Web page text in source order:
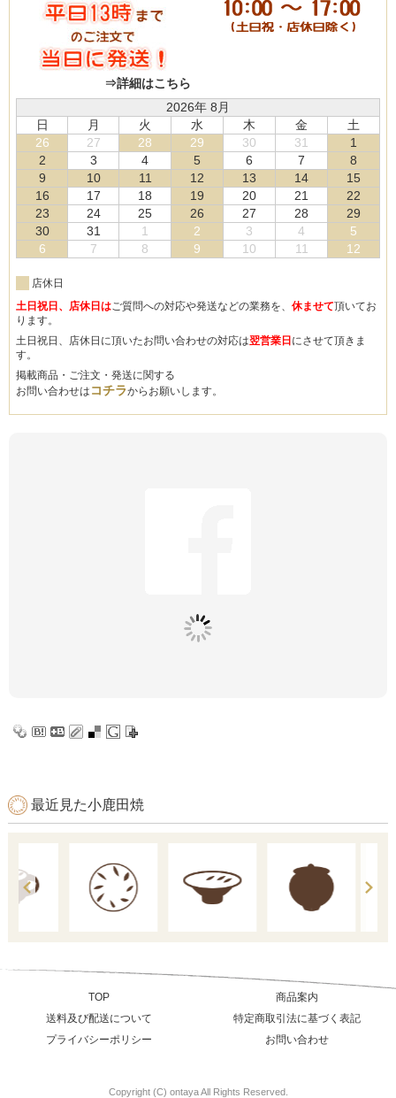
⇒詳細はこちら
2026年 8月
日
月 火 水 木 金
土
26
27 28 29 30 31
1
2
3 4 5 6 7
8
9
10 11 12 13 14
15
16
17 18 19 20 21
22
23
24 25 26 27 28
29
30
31 1 2 3 4
5
6
7 8 9 10 11 12
店休日
土日祝日、店休日はご質問への対応や発送などの業務を、 休ませて頂いてお
ります。
土日祝日、店休日に頂いたお問い合わせの対応は翌営業日 にさせて頂きま
す。
掲載商品・ご注文・発送に関する
お問い合わせは コチラからお願いします。
最近見た小鹿田焼
TOP
商品案内
送料及び配送について
特定商取引法に基づく表記
プライバシーポリシー
お問い合わせ
Copyright (C) ontaya All Rights Reserved.